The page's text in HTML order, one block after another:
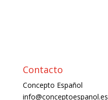
Contacto
Concepto Español
info@conceptoespanol.es